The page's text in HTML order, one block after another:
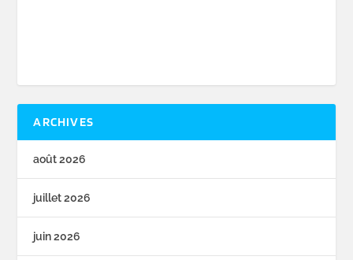
ARCHIVES
août 2026
juillet 2026
juin 2026